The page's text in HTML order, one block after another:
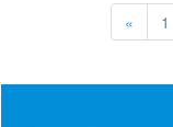
« 1